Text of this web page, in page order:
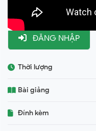
100,000 ₫
ĐĂNG NHẬP
Thời lượng
Bài giảng
Đính kèm